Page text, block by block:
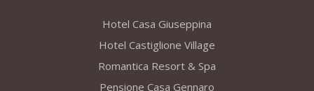
Hotel Casa Giuseppina
Hotel Castiglione Village
Romantica Resort & Spa
Pensione Casa Gennaro